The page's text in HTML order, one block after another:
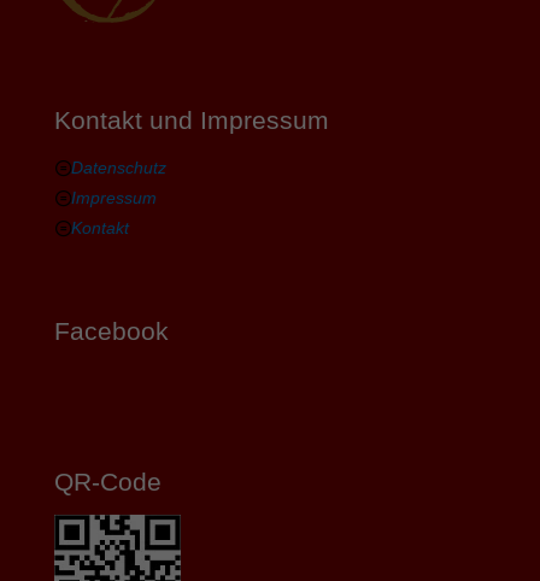
Kontakt und Impressum
Datenschutz
Impressum
Kontakt
Facebook
QR-Code